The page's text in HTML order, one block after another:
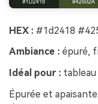
HEX : #1d2418
Ambiance : épuré,
Idéal pour :
Épurée et